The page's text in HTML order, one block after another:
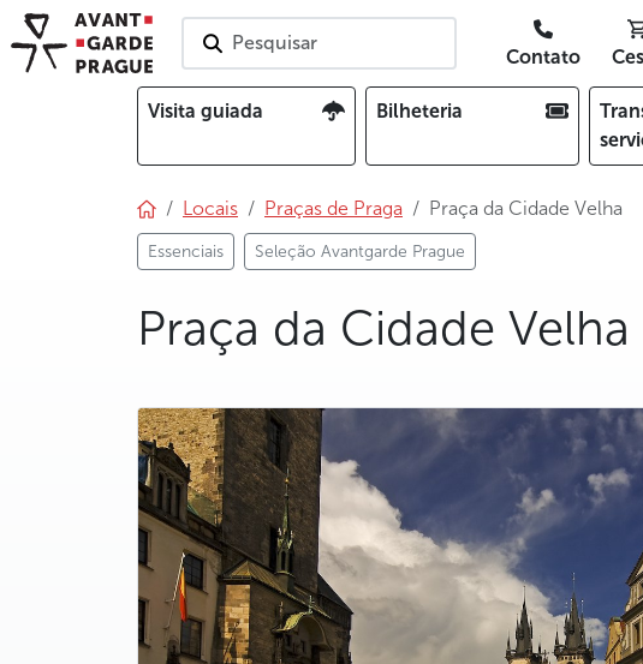
Pesquisar
Contato
Visita guiada Bilheteria
Locais Praças de Praga Praça da Cidade Velha
Essenciais Seleção Avantgarde Prague
Praça da Cidade Velha
photo 5
photo 6
photo 7
photo 8
photo 9